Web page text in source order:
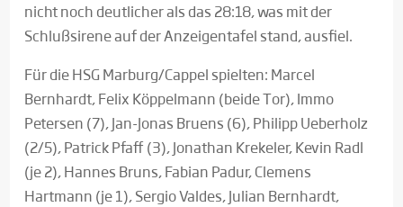
nicht noch deutlicher als das 28:18, was mit der
Schlußsirene auf der Anzeigentafel stand, ausfiel.
Für die HSG Marburg/Cappel spielten: Marcel
Bernhardt, Felix Köppelmann (beide Tor), Immo
Petersen (7), Jan-Jonas Bruens (6), Philipp Ueberholz
(2/5), Patrick Pfaff (3), Jonathan Krekeler, Kevin Radl
(je 2), Hannes Bruns, Fabian Padur, Clemens
Hartmann (je 1), Sergio Valdes, Julian Bernhardt,